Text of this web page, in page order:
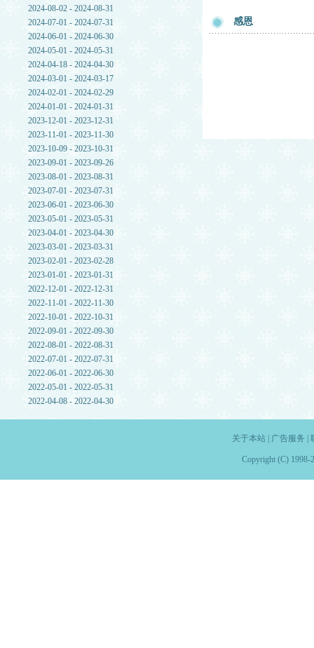
2024-08-02 - 2024-08-31
2024-07-01 - 2024-07-31
2024-06-01 - 2024-06-30
2024-05-01 - 2024-05-31
2024-04-18 - 2024-04-30
2024-03-01 - 2024-03-17
2024-02-01 - 2024-02-29
2024-01-01 - 2024-01-31
2023-12-01 - 2023-12-31
2023-11-01 - 2023-11-30
2023-10-09 - 2023-10-31
2023-09-01 - 2023-09-26
2023-08-01 - 2023-08-31
2023-07-01 - 2023-07-31
2023-06-01 - 2023-06-30
2023-05-01 - 2023-05-31
2023-04-01 - 2023-04-30
2023-03-01 - 2023-03-31
2023-02-01 - 2023-02-28
2023-01-01 - 2023-01-31
2022-12-01 - 2022-12-31
2022-11-01 - 2022-11-30
2022-10-01 - 2022-10-31
2022-09-01 - 2022-09-30
2022-08-01 - 2022-08-31
2022-07-01 - 2022-07-31
2022-06-01 - 2022-06-30
2022-05-01 - 2022-05-31
2022-04-08 - 2022-04-30
感恩
关于本站| 广告服务
Copyright (C) 1998-